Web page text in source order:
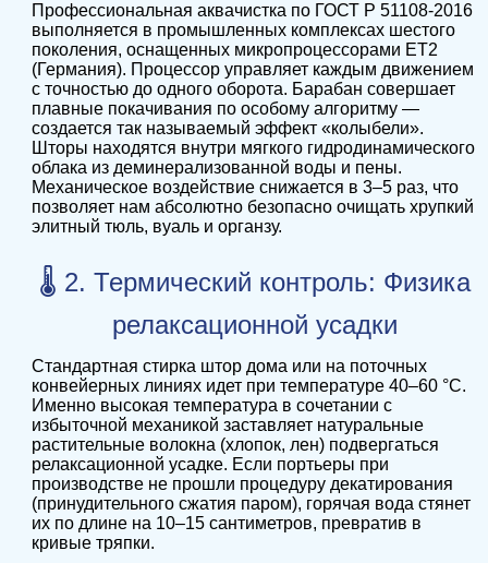
Профессиональная аквачистка по ГОСТ Р 51108-2016
выполняется в промышленных комплексах шестого
поколения, оснащенных микропроцессорами ET2
(Германия). Процессор управляет каждым движением
с точностью до одного оборота. Барабан совершает
плавные покачивания по особому алгоритму —
создается так называемый эффект «колыбели».
Шторы находятся внутри мягкого гидродинамического
облака из деминерализованной воды и пены.
Механическое воздействие снижается в 3–5 раз, что
позволяет нам абсолютно безопасно очищать хрупкий
элитный тюль, вуаль и органзу.
🌡️ 2. Термический контроль: Физика
релаксационной усадки
Стандартная стирка штор дома или на поточных
конвейерных линиях идет при температуре 40–60 °C.
Именно высокая температура в сочетании с
избыточной механикой заставляет натуральные
растительные волокна (хлопок, лен) подвергаться
релаксационной усадке. Если портьеры при
производстве не прошли процедуру декатирования
(принудительного сжатия паром), горячая вода стянет
их по длине на 10–15 сантиметров, превратив в
кривые тряпки.